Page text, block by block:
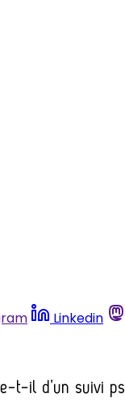
Linkedin
t-il d’un suivi